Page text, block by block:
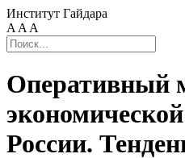
Институт Гайдара
A A A
Оперативный
России.